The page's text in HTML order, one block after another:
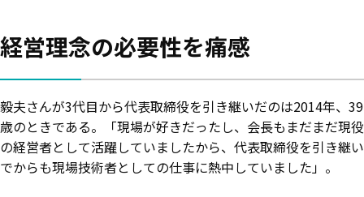
経営理念の必要性を痛感
毅夫さんが3代目から代表取締役を引き継いだのは2014年、39
歳のときである。「現場が好きだったし、会長もまだまだ現役
の経営者として活躍していましたから、代表取締役を引き継い
でからも現場技術者としての仕事に熱中していました」。